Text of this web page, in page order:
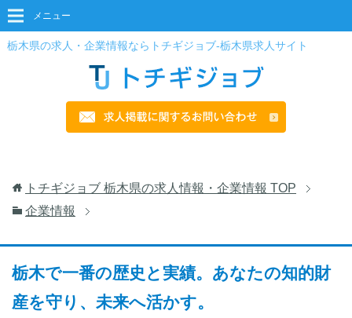
栃木県の求人・企業情報ならトチギジョブ-栃木県求人サイト
メニュー
トチギジョブ 栃木県の求人情報・企業情報 TOP
企業情報
栃木で一番の歴史と実績。あなたの知的財
産を守り、未来へ活かす。